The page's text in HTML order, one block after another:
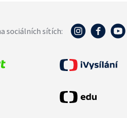
sociálních sítích: